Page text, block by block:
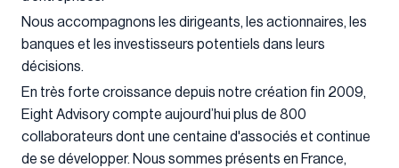
Nous accompagnons les dirigeants, les actionnaires, les
banques et les investisseurs potentiels dans leurs
décisions.
En très forte croissance depuis notre création fin 2009,
Eight Advisory compte aujourd’hui plus de 800
collaborateurs dont une centaine d'associés et continue
de se développer. Nous sommes présents en France,